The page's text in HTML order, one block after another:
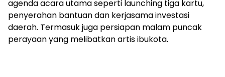
agenda acara utama seperti launching tiga kartu,
penyerahan bantuan dan kerjasama investasi
daerah. Termasuk juga persiapan malam puncak
perayaan yang melibatkan artis ibukota.